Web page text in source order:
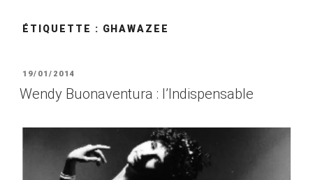
ÉTIQUETTE : GHAWAZEE
PUBLIÉ
LE
19/01/2014
Wendy Buonaventura : l’Indispensable